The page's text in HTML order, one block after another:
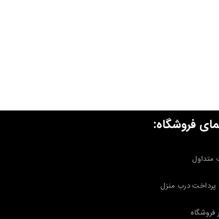
فروشگاه:
متداول
پرداخت درب منزل
فروشگاه